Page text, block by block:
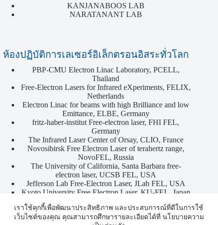
เราใช้คุกกี้เพื่อพัฒนาประสิทธิภาพ และประสบการณ์ที่ดีในการใช้
เว็บไซต์ของคุณ คุณสามารถศึกษารายละเอียดได้ที่ นโยบายความ
KANJANABOOS LAB
NARATANANT LAB
ห้องปฏิบัติการเลเซอร์อิเล็กตรอนอิสระทั่วโลก
PBP-CMU Electron Linac Laboratory, PCELL,
Thailand
Free-Electron Lasers for Infrared eXperiments, FELIX,
Netherlands
Electron Linac for beams with high Brilliance and low
Emittance, ELBE, Germany
fritz-haber-institut Free-electron laser, FHI FEL,
Germany
The Infrared Laser Center of Orsay, CLIO, France
Novosibirsk Free Electron Laser of terahertz range,
NovoFEL, Russia
The University of California, Santa Barbara free-
electron laser, UCSB FEL, USA
Jefferson Lab Free-Electron Laser, JLab FEL, USA
Kyoto University Free Electron Laser, KU-FEL, Japan
Copyright © 2026 - ศูนย์รวมผู้เชี่ยวชาญด้านเครื่องเร่ง
อนุภาค